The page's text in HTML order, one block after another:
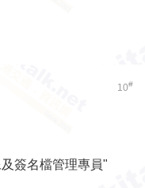
10#
簽名檔管理專員"